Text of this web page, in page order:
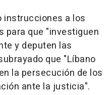
instrucciones a los
para que "investiguen
y deputen las
que "Líbano
la persecución de los
ante la justicia".